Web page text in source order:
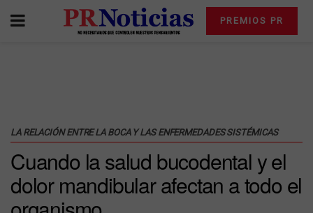
PREMIOS PR
LA RELACIÓN ENTRE LA BOCA Y LAS ENFERMEDADES SISTÉMICAS
Cuando la salud bucodental y el
dolor mandibular afectan a todo el